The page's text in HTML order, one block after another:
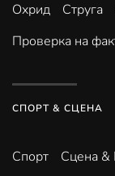
Охрид Струга
Проверка на
СПОРТ & СЦЕНА
Спорт Сцена &